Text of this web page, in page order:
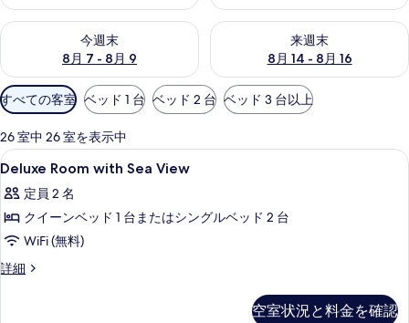
今週末
8月 7 - 8月 9
今週末 8月 7 - 8月 9 の空室状況をチェック
来週末
8月 14 - 8月 16
来週末 8月 14 - 8月 16 の空室
利
用
可
能
な
客
室
の
り
すべての客室 ベッド 1 台 ベッド 2 台 ベッド 3 台以上
26 室中 26 室を表示中
Deluxe
Room
with
Sea
View
の
1 室のベッドルーム、高級寝具、羽
3
Deluxe Room with Sea View
定員 2 名
クイーンベッド 1 台またはシングルベッド 2 台
WiFi (無料)
詳細
Deluxe
空室状況と料金を確認